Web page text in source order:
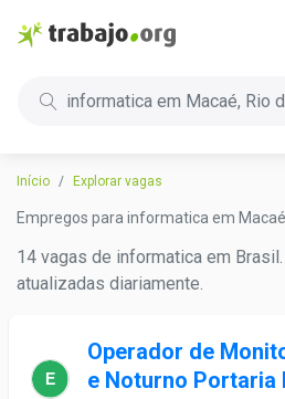
informatica em Macaé, Rio
Início Explorar vagas
Empregos para informatica em
14 vagas de informatica em
atualizadas diariamente.
Operador de
e Noturno Portaria